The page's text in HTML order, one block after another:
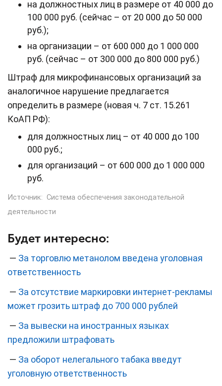
на должностных лиц в размере от 40 000 до
100 000 руб. (сейчас – от 20 000 до 50 000
руб.);
на организации – от 600 000 до 1 000 000
руб. (сейчас – от 300 000 до 800 000 руб.)
Штраф для микрофинансовых организаций за
аналогичное нарушение предлагается
определить в размере (новая ч. 7 ст. 15.261
КоАП РФ):
для должностных лиц – от 40 000 до 100
000 руб.;
для организаций – от 600 000 до 1 000 000
руб.
Источник: Система обеспечения законодательной
деятельности
Будет интересно:
— За торговлю метанолом введена уголовная
ответственность
— За отсутствие маркировки интернет-рекламы
может грозить штраф до 700 000 рублей
— За вывески на иностранных языках
предложили штрафовать
— За оборот нелегального табака введут
уголовную ответственность